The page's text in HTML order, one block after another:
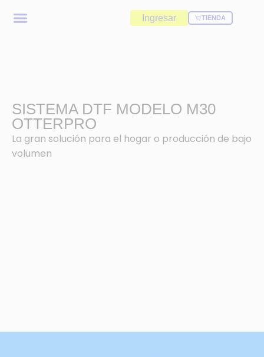
Ingresar TIENDA
SISTEMA DTF MODELO M30
OTTERPRO
La gran solución para el hogar o producción de bajo
volumen